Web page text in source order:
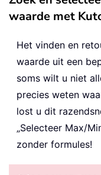
waarde met
Het vinden en
waarde uit een
soms wilt u niet
precies weten
lost u dit
„Selecteer Max/
zonder formules!